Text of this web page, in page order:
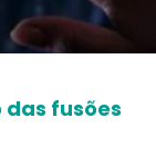
fusões